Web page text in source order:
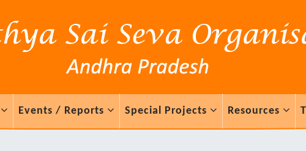
Events / Reports Special Projects Resources